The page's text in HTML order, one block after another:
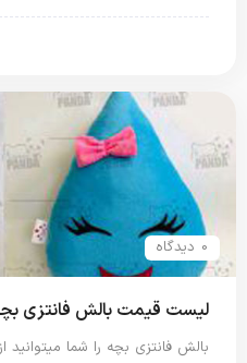
0 دیدگاه
لیست قیمت بالش فانتزی
بالش فانتزی بچه را شما